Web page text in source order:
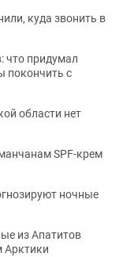
куда звонить в
что придумал
покончить с
области нет
SPF-крем
ночные
из Апатитов
Арктики